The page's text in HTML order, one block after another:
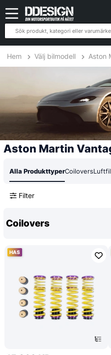
Hem Välj bilmodell Aston
Aston Martin
Alla ProdukttyperCoilovers
Filter
Coilovers
HAS